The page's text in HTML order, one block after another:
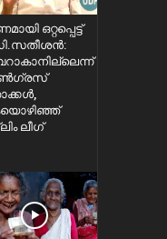
ഒറ്റപ്പെട്ട്
ലീഗ്